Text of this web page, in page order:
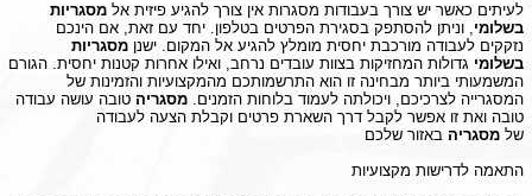
לעיתים כאשר יש צורך בעבודות מסגרות אין צורך להגיע פיזית אל מסגריות
בשלומי, וניתן להסתפק בסגירת הפרטים בטלפון. יחד עם זאת, אם הינכם
נזקקים לעבודה מורכבת יחסית מומלץ להגיע אל המקום. ישנן מסגריות
בשלומי גדולות המחזיקות בצוות עובדים נרחב, ואילו אחרות קטנות יחסית. הגורם
המשמעותי ביותר מבחינה זו הוא התרשמותכם מהמקצועיות והזמינות של
המסגרייה לצרכיכם, ויכולתה לעמוד בלוחות הזמנים. מסגריה טובה עושה עבודה
טובה ואת זו אפשר לקבל דרך השארת פרטים וקבלת הצעה לעבודה
של מסגריה באזור שלכם
התאמה לדרישות מקצועיות